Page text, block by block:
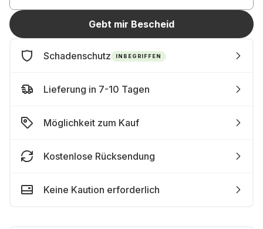
Gebt mir Bescheid
Schadenschutz INBEGRIFFEN
Lieferung in 7-10 Tagen
Möglichkeit zum Kauf
Kostenlose Rücksendung
Keine Kaution erforderlich